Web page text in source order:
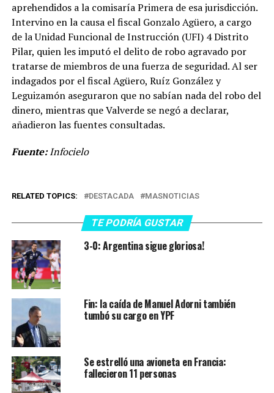
aprehendidos a la comisaría Primera de esa jurisdicción.
Intervino en la causa el fiscal Gonzalo Agüero, a cargo
de la Unidad Funcional de Instrucción (UFI) 4 Distrito
Pilar, quien les imputó el delito de robo agravado por
tratarse de miembros de una fuerza de seguridad. Al ser
indagados por el fiscal Agüero, Ruíz González y
Leguizamón aseguraron que no sabían nada del robo del
dinero, mientras que Valverde se negó a declarar,
añadieron las fuentes consultadas.
Fuente:Infocielo
RELATED TOPICS: DESTACADA MASNOTICIAS
TE PODRÍA GUSTAR
3-0: Argentina sigue gloriosa!
Fin: la caída de Manuel Adorni también
tumbó su cargo en YPF
Se estrelló una avioneta en Francia:
fallecieron 11 personas